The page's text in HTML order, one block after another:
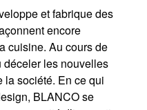
a 100 ans
et fabrique des
encore
cuisine. Au cours de
déceler les nouvelles
la société. En ce qui
BLANCO se